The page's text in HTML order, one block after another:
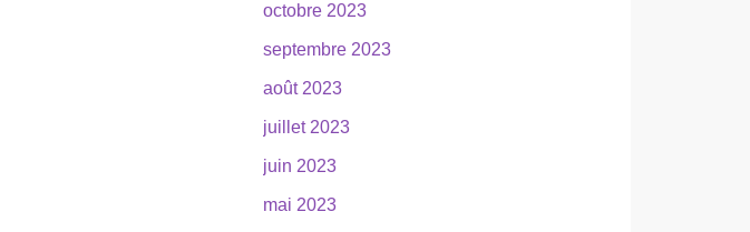
octobre 2023
septembre 2023
août 2023
juillet 2023
juin 2023
mai 2023